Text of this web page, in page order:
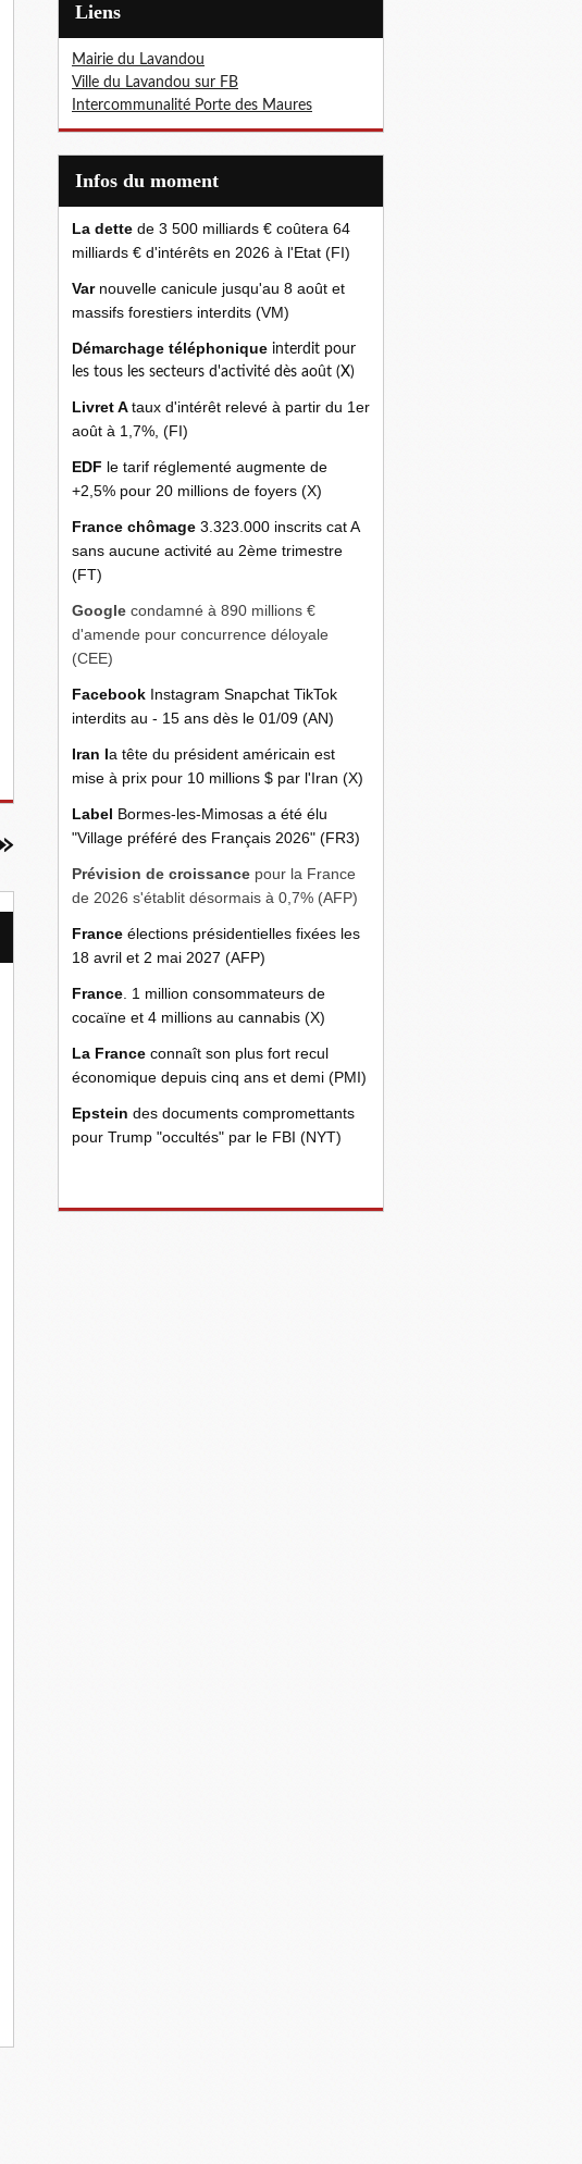
Liens
Mairie du Lavandou
Ville du Lavandou sur FB
Intercommunalité Porte des Maures
Infos du moment
La dette de 3 500 milliards € coûtera 64
milliards € d'intérêts en 2026 à l'Etat (FI)
Var nouvelle canicule jusqu'au 8 août et
massifs forestiers interdits (VM)
Démarchage téléphonique interdit pour
les tous les secteurs d'activité dès août (X)
Livret Ataux d'intérêt relevé à partir du 1er
août à 1,7%, (FI)
EDF le tarif réglementé augmente de
+2,5% pour 20 millions de foyers (X)
France chômage 3.323.000 inscrits cat A
sans aucune activité au 2ème trimestre
(FT)
Google condamné à 890 millions €
d'amende pour concurrence déloyale
(CEE)
Facebook Instagram Snapchat TikTok
interdits au - 15 ans dès le 01/09 (AN)
Iran la tête du président américain est
mise à prix pour 10 millions $ par l'Iran (X)
Label Bormes-les-Mimosas a été élu
"Village préféré des Français 2026" (FR3)
Prévision de croissance pour la France
de 2026 s'établit désormais à 0,7% (AFP)
France élections présidentielles fixées les
18 avril et 2 mai 2027 (AFP)
France . 1 million consommateurs de
cocaïne et 4 millions au cannabis (X)
La France connaît son plus fort recul
économique depuis cinq ans et demi (PMI)
Epstein des documents compromettants
pour Trump "occultés" par le FBI (NYT)